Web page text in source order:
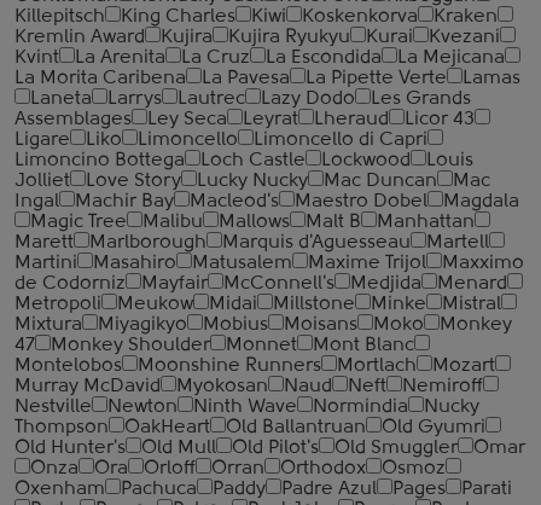
Killepitsch
King Charles Kiwi Koskenkorva
Kraken
Kremlin Award
Kujira Kujira Ryukyu Kurai
Kvezani
Kvint
La Arenita La Cruz La Escondida
La Mejicana
La Morita Caribena
La Pavesa La Pipette Verte
Lamas
Laneta
Larrys Lautrec Lazy Dodo
Les Grands
Assemblages
Ley Seca Leyrat Lheraud
Licor 43
Ligare
Liko Limoncello
Limoncello di Capri
Limoncino Bottega
Loch Castle Lockwood
Louis
Jolliet
Love Story Lucky Nucky Mac Duncan
Mac
Ingal
Machir Bay Macleod's Maestro Dobel
Magdala
Magic Tree
Malibu Mallows Malt B
Manhattan
Marett
Marlborough Marquis d'Aguesseau
Martell
Martini
Masahiro Matusalem Maxime Trijol
Maxximo
de Codorniz
Mayfair McConnell's Medjida
Menard
Metropoli
Meukow Midai Millstone Minke
Mistral
Mixtura
Miyagikyo Mobius Moisans Moko
Monkey
47
Monkey Shoulder Monnet
Mont Blanc
Montelobos
Moonshine Runners Mortlach
Mozart
Murray McDavid
Myokosan Naud Neft
Nemiroff
Nestville
Newton Ninth Wave Normindia
Nucky
Thompson
OakHeart Old Ballantruan
Old Gyumri
Old Hunter's
Old Mull Old Pilot's Old Smuggler
Omar
Onza
Ora Orloff Orran Orthodox
Osmoz
Oxenham
Pachuca Paddy Padre Azul Pages
Parati